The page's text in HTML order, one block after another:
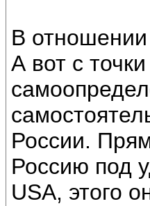
В
А вот с
России.
Россию под
USА, этого